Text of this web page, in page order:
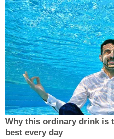
Why this ordinary drink is
best every day